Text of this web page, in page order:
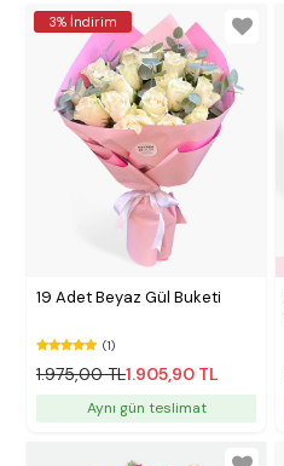
3% İndirim
19 Adet Beyaz Gül Buketi
(1)
1.975,00 TL1.905,90 TL
Aynı gün teslimat